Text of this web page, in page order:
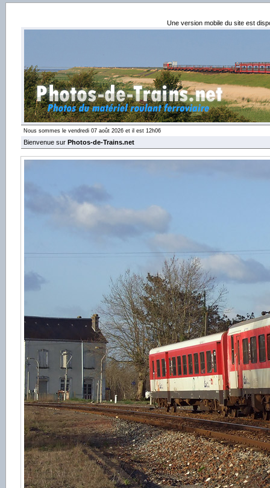
Une version mobile du site est
Nous sommes le vendredi 07 août 2026 et il est 12h06
Bienvenue sur Photos-de-Trains.net